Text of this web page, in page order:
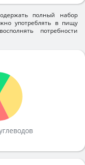
полный набор
употреблять в пищу
потребности